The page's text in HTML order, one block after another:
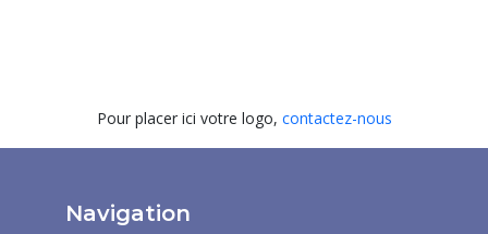
Pour placer ici votre logo, contactez-nous
Navigation